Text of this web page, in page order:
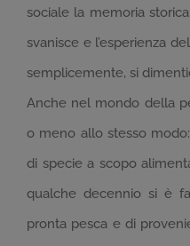
sociale la memoria
svanisce e l’esperienza
semplicemente, si
Anche nel mondo della
o meno allo stesso
di specie a scopo
qualche decennio si è
pronta pesca e di